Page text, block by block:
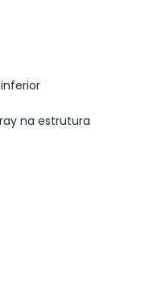
na estrutura